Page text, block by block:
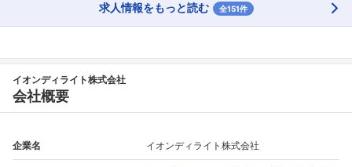
求人情報をもっと読む 全151件
イオンディライト株式会社
会社概要
企業名 イオンディライト株式会社